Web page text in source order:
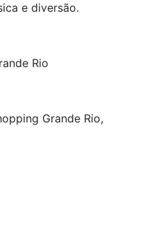
e diversão.
Rio
Grande Rio,